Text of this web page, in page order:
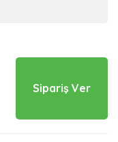
Sipariş Ver